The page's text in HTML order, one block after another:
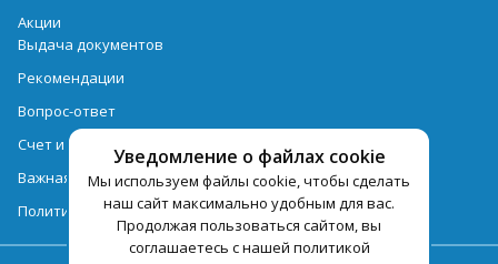
Уведомление о файлах cookie
Мы используем файлы cookie, чтобы сделать
наш сайт максимально удобным для вас.
Продолжая пользоваться сайтом, вы
соглашаетесь с нашей политикой
Акции
Выдача документов
Рекомендации
Вопрос-ответ
Счет и оплата
Важная информация по турпродукту
Политика обработки персональных данных